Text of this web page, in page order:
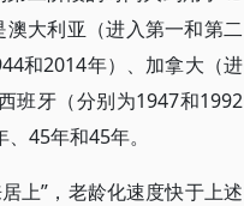
大利亚（进入第一和第二
和2014年）、加拿大（进
班牙（分别为1947和1992
45年和45年。
上”，老龄化速度快于上述